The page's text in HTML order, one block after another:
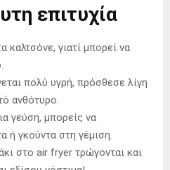
επιτυχία
καλτσόνε, γιατί μπορεί να
πολύ υγρή, πρόσθεσε λίγη
ανθότυρο.
γεύση, μπορείς να
ή γκούντα στη γέμιση.
στο air fryer τρώγονται και